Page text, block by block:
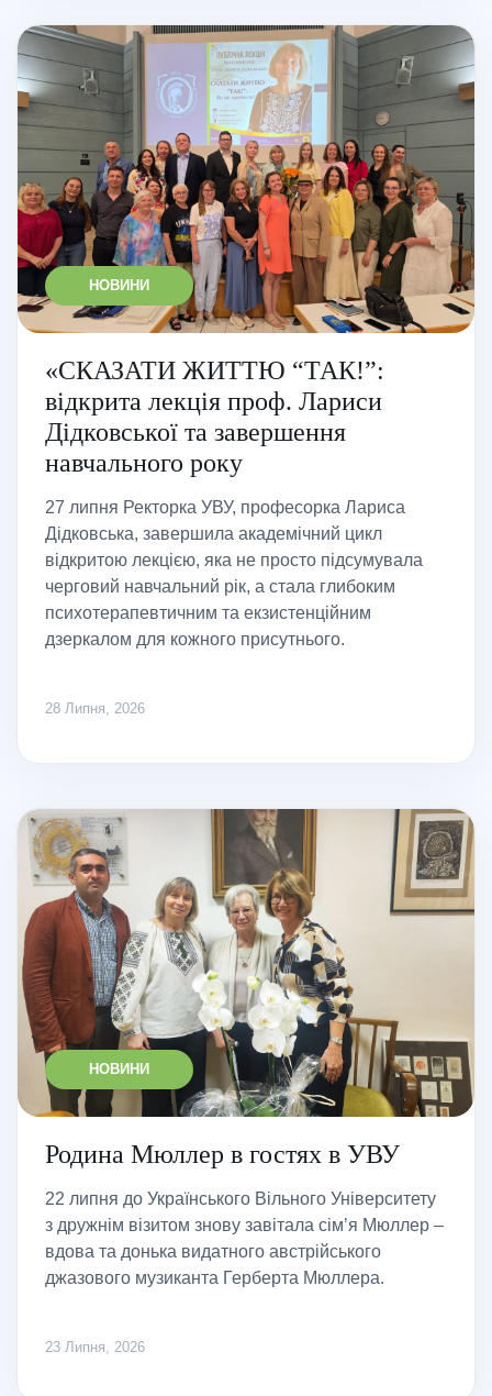
НОВИНИ
«СКАЗАТИ ЖИТТЮ “ТАК!”:
відкрита лекція проф. Лариси
Дідковської та завершення
навчального року
27 липня Ректорка УВУ, професорка Лариса
Дідковська, завершила академічний цикл
відкритою лекцією, яка не просто підсумувала
черговий навчальний рік, а стала глибоким
психотерапевтичним та екзистенційним
дзеркалом для кожного присутнього.
28 Липня, 2026
НОВИНИ
Родина Мюллер в гостях в УВУ
22 липня до Українського Вільного Університету
з дружнім візитом знову завітала сім’я Мюллер –
вдова та донька видатного австрійського
джазового музиканта Герберта Мюллера.
23 Липня, 2026